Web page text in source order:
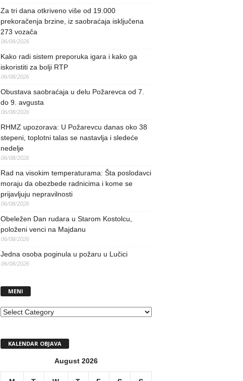
Za tri dana otkriveno više od 19.000
prekoračenja brzine, iz saobraćaja isključena
273 vozača
06/08/2026
Kako radi sistem preporuka igara i kako ga
iskoristiti za bolji RTP
06/08/2026
Obustava saobraćaja u delu Požarevca od 7.
do 9. avgusta
06/08/2026
RHMZ upozorava: U Požarevcu danas oko 38
stepeni, toplotni talas se nastavlja i sledeće
nedelje
06/08/2026
Rad na visokim temperaturama: Šta poslodavci
moraju da obezbede radnicima i kome se
prijavljuju nepravilnosti
06/08/2026
Obeležen Dan rudara u Starom Kostolcu,
položeni venci na Majdanu
06/08/2026
Jedna osoba poginula u požaru u Lučici
06/08/2026
MENI
MENI
KALENDAR OBJAVA
August 2026